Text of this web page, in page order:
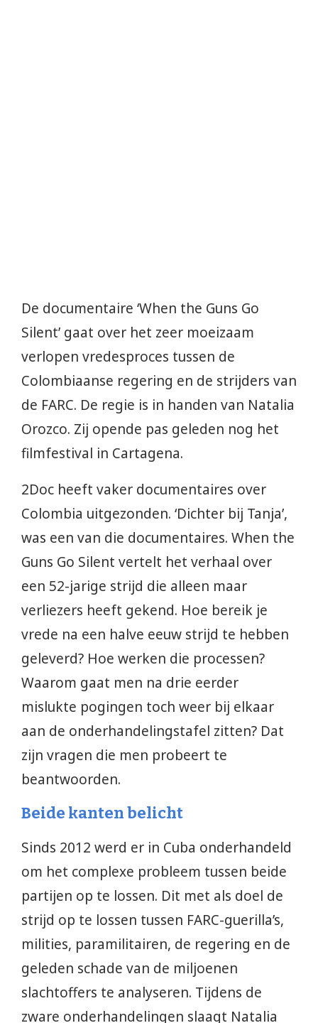
De documentaire ‘When the Guns Go
Silent’ gaat over het zeer moeizaam
verlopen vredesproces tussen de
Colombiaanse regering en de strijders van
de FARC. De regie is in handen van Natalia
Orozco. Zij opende pas geleden nog het
filmfestival in Cartagena.
2Doc heeft vaker documentaires over
Colombia uitgezonden. ‘Dichter bij Tanja’,
was een van die documentaires. When the
Guns Go Silent vertelt het verhaal over
een 52-jarige strijd die alleen maar
verliezers heeft gekend. Hoe bereik je
vrede na een halve eeuw strijd te hebben
geleverd? Hoe werken die processen?
Waarom gaat men na drie eerder
mislukte pogingen toch weer bij elkaar
aan de onderhandelingstafel zitten? Dat
zijn vragen die men probeert te
beantwoorden.
Beide kanten belicht
Sinds 2012 werd er in Cuba onderhandeld
om het complexe probleem tussen beide
partijen op te lossen. Dit met als doel de
strijd op te lossen tussen FARC-guerilla’s,
milities, paramilitairen, de regering en de
geleden schade van de miljoenen
slachtoffers te analyseren. Tijdens de
zware onderhandelingen slaagt Natalia